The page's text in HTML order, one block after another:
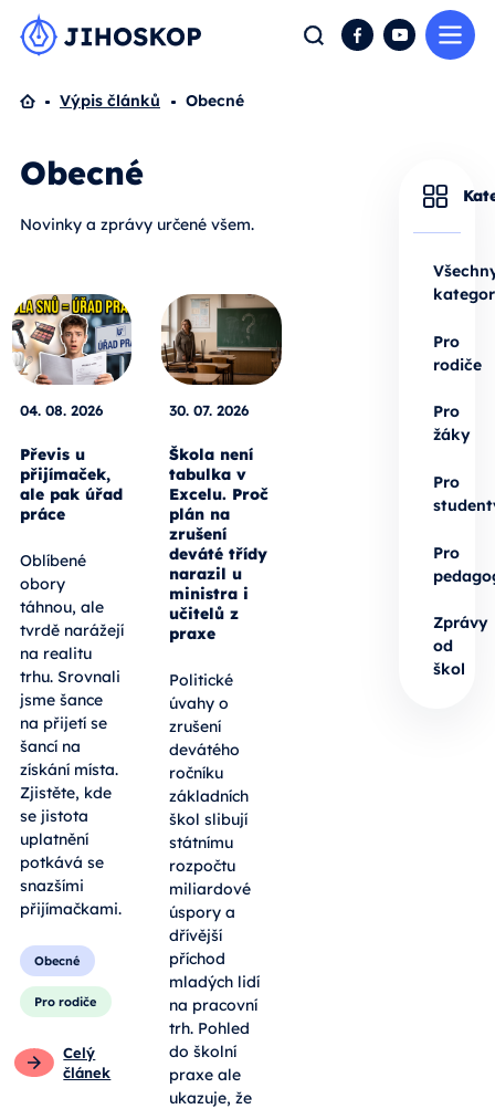
Hledat FacebookYouTube
Domů
Výpis článků Obecné
Obecné
Novinky a zprávy určené všem.
04. 08. 2026
Převis u
přijímaček,
ale pak úřad
práce
Oblíbené
obory
táhnou, ale
tvrdě narážejí
na realitu
trhu. Srovnali
jsme šance
na přijetí se
šancí na
získání místa.
Zjistěte, kde
se jistota
uplatnění
potkává se
snazšími
přijímačkami.
Obecné
Pro rodiče
Celý
článek
30. 07. 2026
Škola není
tabulka v
Excelu. Proč
plán na
zrušení
deváté třídy
narazil u
ministra i
učitelů z
praxe
Politické
úvahy o
zrušení
devátého
ročníku
základních
škol slibují
státnímu
rozpočtu
miliardové
úspory a
dřívější
příchod
mladých lidí
na pracovní
trh. Pohled
do školní
praxe ale
ukazuje, že
Pro
rodiče
Pro
žáky
Pro
Pro
Zprávy
od
škol